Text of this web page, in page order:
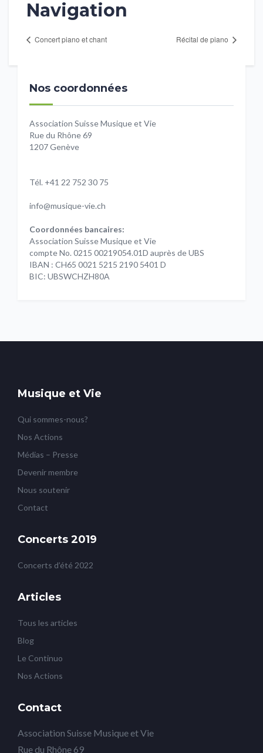
Navigation
Concert piano et chant Récital de piano
Nos coordonnées
Association Suisse Musique et Vie
Rue du Rhône 69
1207 Genève
Tél. +41 22 752 30 75
info@musique-vie.ch
Coordonnées bancaires:
Association Suisse Musique et Vie
compte No. 0215 00219054.01D auprès de UBS
IBAN : CH65 0021 5215 2190 5401 D
BIC: UBSWCHZH80A
Musique et Vie
Qui sommes-nous?
Nos Actions
Médias – Presse
Devenir membre
Nous soutenir
Contact
Concerts 2019
Concerts d’été 2022
Articles
Tous les articles
Blog
Le Continuo
Nos Actions
Contact
Association Suisse Musique et Vie
Rue du Rhône 69